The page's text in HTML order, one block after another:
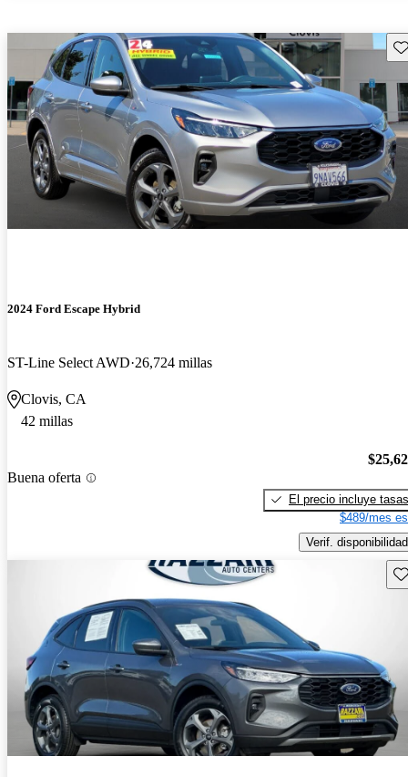
2024 Ford Escape Hybrid
ST-Line Select AWD 26,724 millas
Clovis, CA
42 millas
Buena oferta
El precio incluye tasas
$489/mes
Verif. disponibilidad